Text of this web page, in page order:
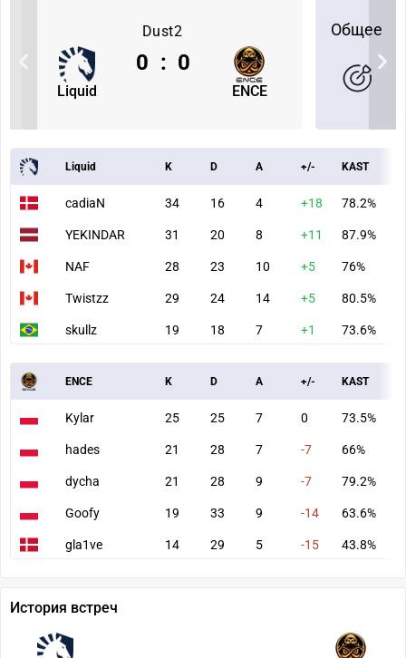
Dust2
Liquid ENCE
0 : 0
Общее
Liquid K D A +/- KAST
cadiaN 34 16 4 +18 78.2%
YEKINDAR 31 20 8 +11 87.9%
NAF 28 23 10 +5 76%
Twistzz 29 24 14 +5 80.5%
skullz 19 18 7 +1 73.6%
ENCE K D A +/- KAST
Kylar 25 25 7 0 73.5%
hades 21 28 7 -7 66%
dycha 21 28 9 -7 79.2%
Goofy 19 33 9 -14 63.6%
gla1ve 14 29 5 -15 43.8%
История встреч